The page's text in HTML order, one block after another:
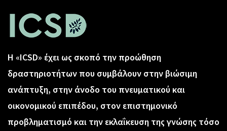
Η «ICSD» έχει ως σκοπό την προώθηση
δραστηριοτήτων που συμβάλουν στην βιώσιμη
ανάπτυξη, στην άνοδο του πνευματικού και
οικονομικού επιπέδου, στον επιστημονικό
προβληματισμό και την εκλαΐκευση της γνώσης τόσο